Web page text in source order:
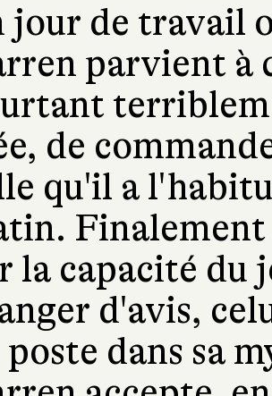
jour de travail
parvient à
de
qu'il a
la capacité du
d'avis,
dans sa